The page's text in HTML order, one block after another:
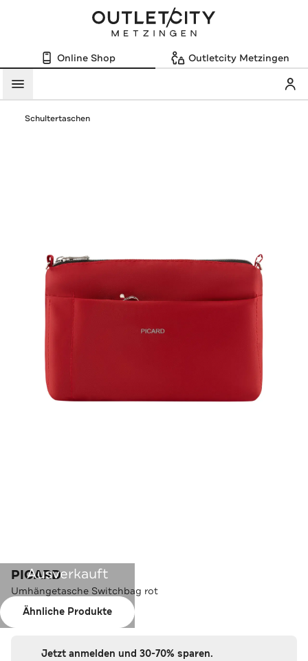
Online Shop Outletcity Metzingen
Menü
Schultertaschen
Ausverkauft
Ähnliche Produkte
PICARD
Umhängetasche Switchbag rot
Farbe:rot
Jetzt anmelden und 30-70% sparen.